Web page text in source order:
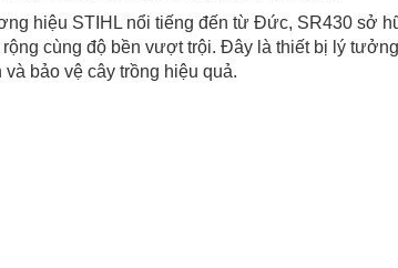
hiệu STIHL nổi tiếng đến từ Đức, SR430 sở
cùng độ bền vượt trội. Đây là thiết bị lý
bảo vệ cây trồng hiệu quả.